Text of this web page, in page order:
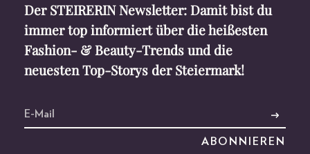
Der STEIRERIN Newsletter: Damit bist du
immer top informiert über die heißesten
Fashion- & Beauty-Trends und die
neuesten Top-Storys der Steiermark!